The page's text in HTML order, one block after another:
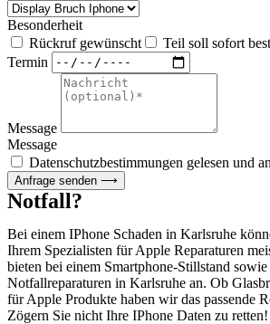
Besonderheit
Rückruf gewünscht
Teil soll sofort
Termin
Message
Message
Datenschutzbestimmungen gelesen und
Anfrage senden ⟶
Notfall?
Bei einem IPhone Schaden in Karlsruhe
Ihrem Spezialisten für Apple Reparaturen
bieten bei einem Smartphone-Stillstand
Notfallreparaturen in Karlsruhe an. Ob
für Apple Produkte haben wir das passende
Zögern Sie nicht Ihre IPhone Daten zu retten!